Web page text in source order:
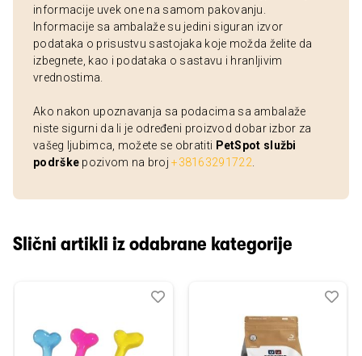
informacije uvek one na samom pakovanju.
Informacije sa ambalaže su jedini siguran izvor
podataka o prisustvu sastojaka koje možda želite da
izbegnete, kao i podataka o sastavu i hranljivim
vrednostima.
Ako nakon upoznavanja sa podacima sa ambalaže
niste sigurni da li je određeni proizvod dobar izbor za
vašeg ljubimca, možete se obratiti PetSpot službi
podrške pozivom na broj+38163291722
Slični artikli iz odabrane kategorije
Dodaj
Uporedi